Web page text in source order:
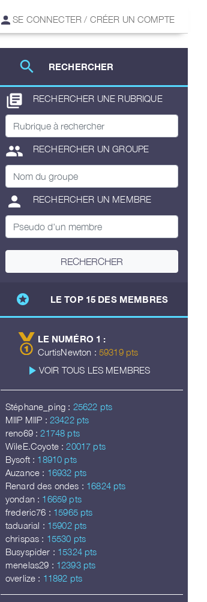
SE CONNECTER / CRÉER UN COMPTE
search RECHERCHER
library_books RECHERCHER UNE RUBRIQUE
group RECHERCHER UN GROUPE
person RECHERCHER UN MEMBRE
RECHERCHER
stars LE TOP 15 DES MEMBRES
LE NUMÉRO 1 :
CurtisNewton : 59319 pts
play_arrow VOIR TOUS LES MEMBRES
Stéphane_ping : 25622 pts
MIIP MIIP : 23422 pts
reno69 : 21748 pts
WileE.Coyote : 20017 pts
Bysoft : 18910 pts
Auzance : 16932 pts
Renard des ondes : 16824 pts
yondan : 16659 pts
frederic76 : 15965 pts
taduarial : 15902 pts
chrispas : 15530 pts
Busyspider : 15324 pts
menelas29 : 12393 pts
overlize : 11892 pts